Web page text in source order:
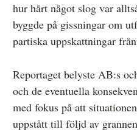
hur hårt något slog var
byggde på gissningar om
partiska uppskattningar
Reportaget belyste AB:s
och de eventuella
med fokus på att
uppstått till följd av